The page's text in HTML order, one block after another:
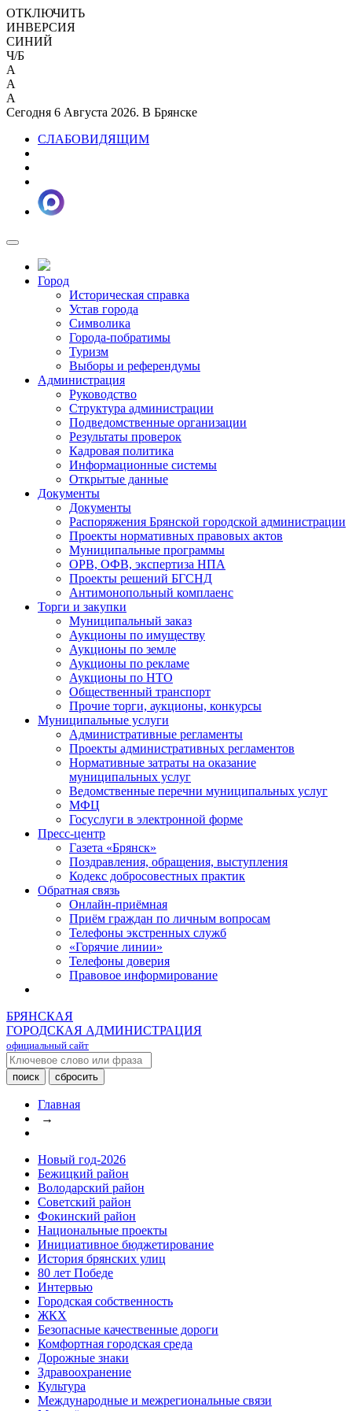
ОТКЛЮЧИТЬ
ИНВЕРСИЯ
СИНИЙ
Ч/Б
A
A
A
Сегодня 6 Августа 2026. В Брянске
СЛАБОВИДЯЩИМ
Город
Историческая справка
Устав города
Символика
Города-побратимы
Туризм
Выборы и референдумы
Администрация
Руководство
Структура администрации
Подведомственные организации
Результаты проверок
Кадровая политика
Информационные системы
Открытые данные
Документы
Документы
Распоряжения Брянской городской администрации
Проекты нормативных правовых актов
Муниципальные программы
ОРВ, ОФВ, экспертиза НПА
Проекты решений БГСНД
Антимонопольный комплаенс
Торги и закупки
Муниципальный заказ
Аукционы по имуществу
Аукционы по земле
Аукционы по рекламе
Аукционы по НТО
Общественный транспорт
Прочие торги, аукционы, конкурсы
Муниципальные услуги
Административные регламенты
Проекты административных регламентов
Нормативные затраты на оказание
муниципальных услуг
Ведомственные перечни муниципальных услуг
МФЦ
Госуслуги в электронной форме
Пресс-центр
Газета «Брянск»
Поздравления, обращения, выступления
Кодекс добросовестных практик
Обратная связь
Онлайн-приёмная
Приём граждан по личным вопросам
Телефоны экстренных служб
«Горячие линии»
Телефоны доверия
Правовое информирование
БРЯНСКАЯ
ГОРОДСКАЯ АДМИНИСТРАЦИЯ
официальный сайт
Главная
→
Новый год-2026
Бежицкий район
Володарский район
Советский район
Фокинский район
Национальные проекты
Инициативное бюджетирование
История брянских улиц
80 лет Победе
Интервью
Городская собственность
ЖКХ
Безопасные качественные дороги
Комфортная городская среда
Дорожные знаки
Здравоохранение
Культура
Международные и межрегиональные связи